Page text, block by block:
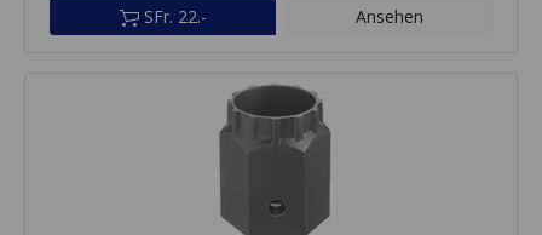
SFr. 22.- Ansehen